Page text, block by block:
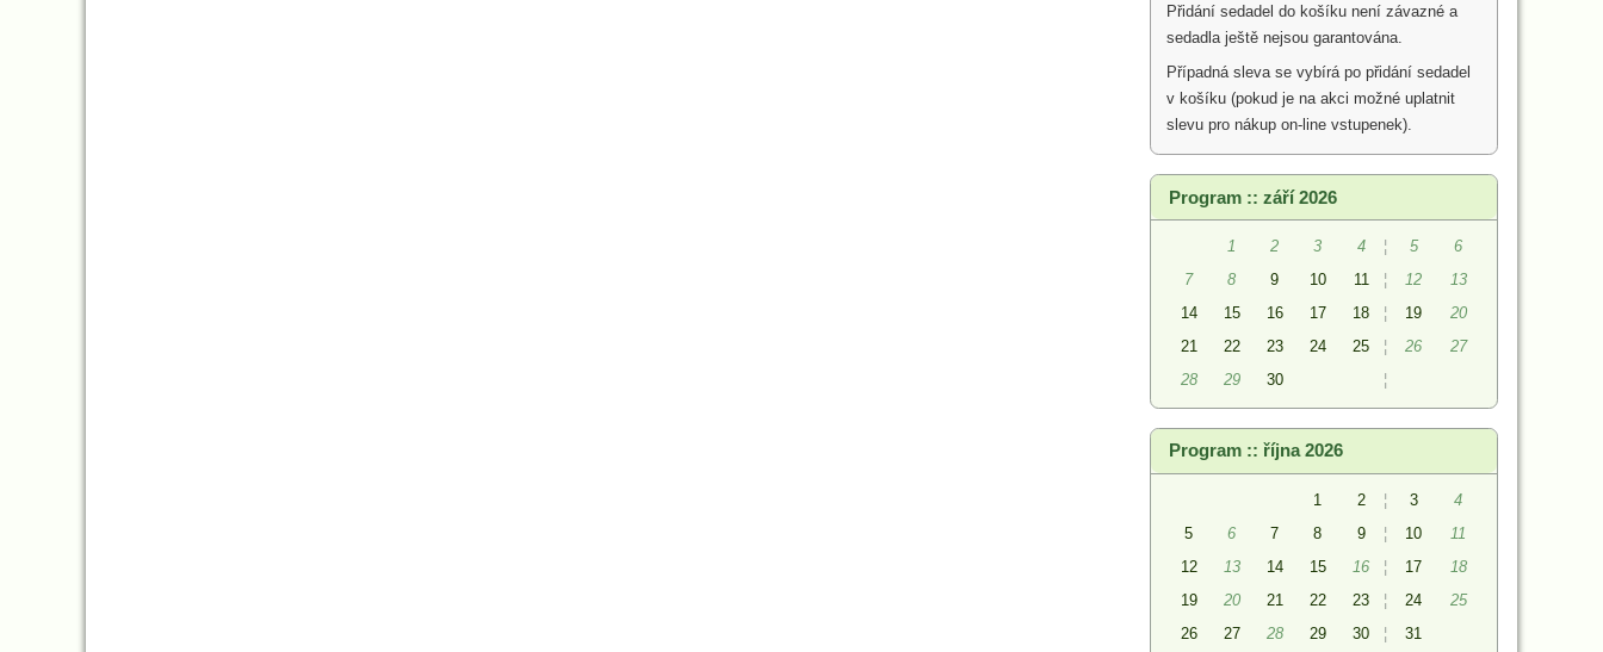
Přidání sedadel do košíku není závazné a
sedadla ještě nejsou garantována.
Případná sleva se vybírá po přidání sedadel
v košíku (pokud je na akci možné uplatnit
slevu pro nákup on-line vstupenek).
Program :: září 2026
1 2 3 4 ¦ 5
6
7
8 9 10 11 ¦ 12
13
14
15 16 17 18 ¦ 19
20
21
22 23 24 25 ¦ 26
27
28
29 30 ¦
Program :: října 2026
1 2 ¦ 3
4
5
6 7 8 9 ¦ 10
11
12
13 14 15 16 ¦ 17
18
19
20 21 22 23 ¦ 24
25
26
27 28 29 30 ¦ 31